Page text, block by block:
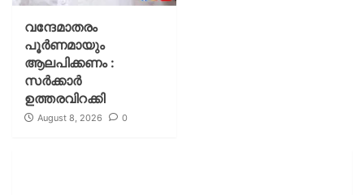
വന്ദേമാതരം
പൂര്‍ണമായും
ആലപിക്കണം :
സര്‍ക്കാര്‍
ഉത്തരവിറക്കി
August 8, 2026 0